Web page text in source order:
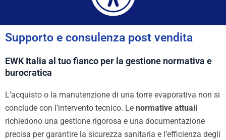
Supporto e consulenza post vendita​​
EWK Italia al tuo fianco per la gestione normativa e
burocratica
L’acquisto o la manutenzione di una torre evaporativa non si
conclude con l’intervento tecnico. Le normative attuali
richiedono una gestione rigorosa e una documentazione
precisa per garantire la sicurezza sanitaria e l’efficienza degli